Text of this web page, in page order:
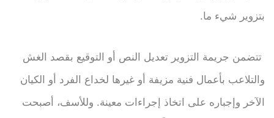
بتزوير شيء ما.
تتضمن جريمة التزوير تعديل النص أو التوقيع بقصد الغش
والتلاعب بأعمال فنية مزيفة أو غيرها لخداع الفرد أو الكيان
الآخر وإجباره على اتخاذ إجراءات معينة. وللأسف، أصبحت